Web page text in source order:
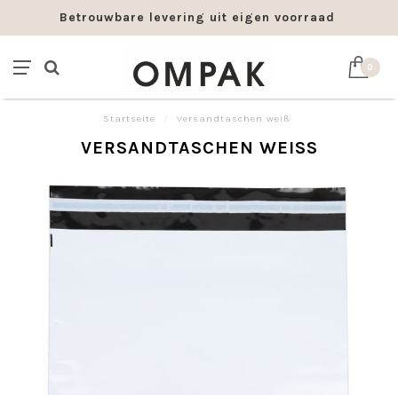
Betrouwbare levering uit eigen voorraad
0
Startseite Versandtaschen weiß
VERSANDTASCHEN WEISS